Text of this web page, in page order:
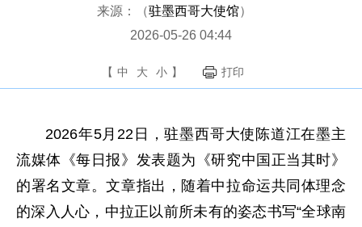
来源：（驻墨西哥大使馆）
2026-05-26 04:44
【 中 大 小 】 打印
2026年5月22日，驻墨西哥大使陈道江在墨主
流媒体《每日报》发表题为《研究中国正当其时》
的署名文章。文章指出，随着中拉命运共同体理念
的深入人心，中拉正以前所未有的姿态书写“全球南